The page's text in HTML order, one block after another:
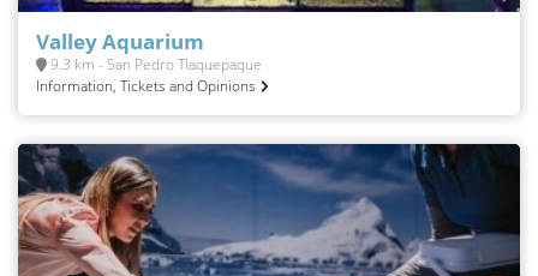
Valley Aquarium
9.3 km - San Pedro Tlaquepaque
Information, Tickets and Opinions